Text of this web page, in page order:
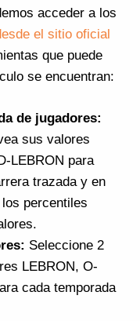
acceder a los
el sitio oficial
que puede
se encuentran:
de jugadores:
sus valores
LEBRON para
trazada y en
percentiles
Seleccione 2
LEBRON, O-
cada temporada